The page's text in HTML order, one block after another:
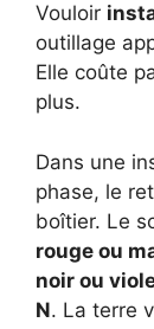
Vouloir
outillage
Elle coûte
plus.
Dans une
phase, le
boîtier. Le
rouge ou
noir ou
N. La terre